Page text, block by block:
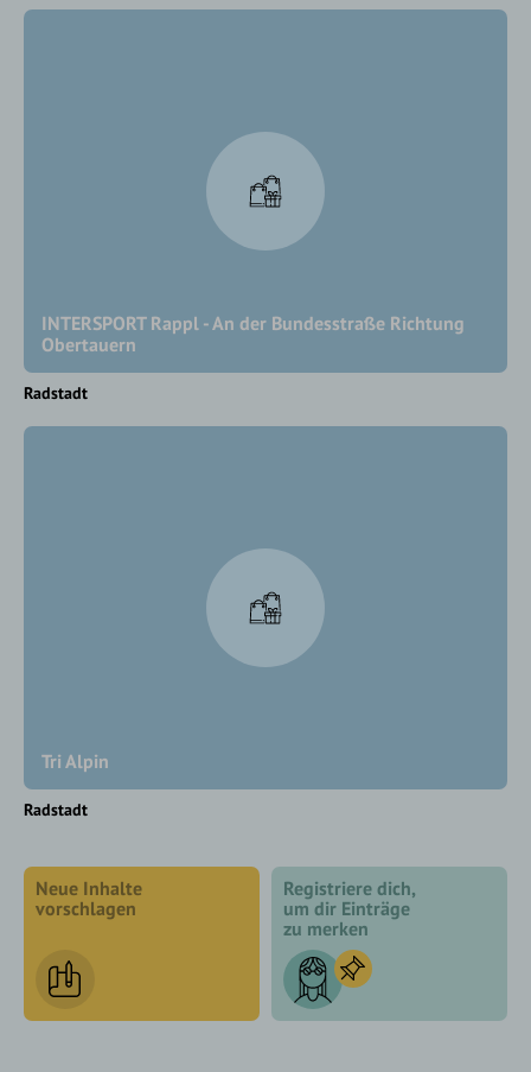
INTERSPORT Rappl - An der Bundesstraße Richtung
Obertauern
Radstadt
Tri Alpin
Radstadt
Neue Inhalte
vorschlagen
Registriere dich,
um dir Einträge
zu merken